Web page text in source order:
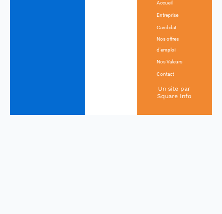
Accueil
Entreprise
Candidat
Nos offres
d'emploi
Nos Valeurs
Contact
Un site par
Square Info